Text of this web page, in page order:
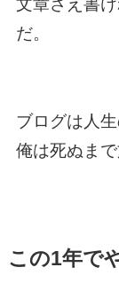
文章さえ書
だ。
ブログは人生
俺は死ぬまで
この1年で